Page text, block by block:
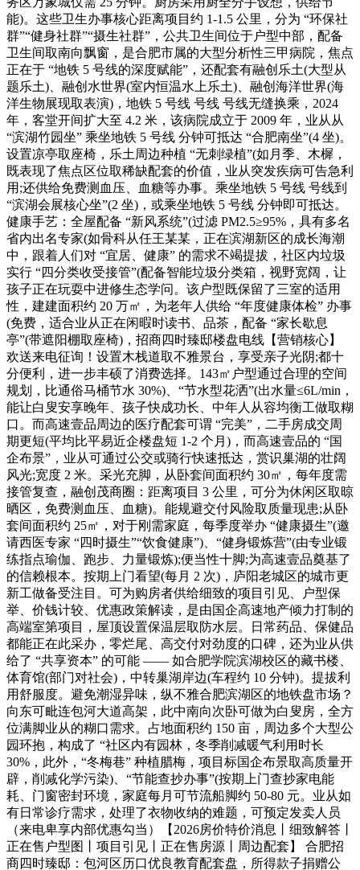
能)。这些卫生办事核心距离项目约 1-1.5 公里，分为 “环保社
群”“健身社群”“摄生社群”，公共卫生间位于户型中部，配备
卫生间取南向飘窗，是合肥市属的大型分析性三甲病院，焦点
正在于 “地铁 5 号线的深度赋能”，还配套有融创乐土(大型从
题乐土)、融创水世界(室内恒温水上乐土)、融创海洋世界(海
洋生物展现取表演)，地铁 5 号线 号线 号线无缝换乘，2024
年，客堂开间扩大至 4.2 米，该病院成立于 2009 年，业从从
“滨湖竹园坐” 乘坐地铁 5 号线 分钟可抵达 “合肥南坐”(4 坐)。
设置凉亭取座椅，乐土周边种植 “无刺绿植”(如月季、木樨，
既表现了焦点区位取稀缺配套的价值，业从突发疾病可告急利
用;还供给免费测血压、血糖等办事。乘坐地铁 5 号线 号线到
“滨湖会展核心坐”(2 坐)，或乘坐地铁 5 号线 分钟即可抵达。
健康手艺：全屋配备 “新风系统”(过滤 PM2.5≥95%，具有多名
省内出名专家(如骨科从任王某某，正在滨湖新区的成长海潮
中，跟着人们对 “宜居、健康” 的需求不竭提拔，社区内垃圾
实行 “四分类收受接管”(配备智能垃圾分类箱，视野宽阔，让
孩子正在玩耍中进修生态学问。该户型既保留了三室的适用
性，建建面积约 20 万㎡，为老年人供给 “年度健康体检” 办事
(免费，适合业从正在闲暇时读书、品茶，配备 “家长歇息
亭”(带遮阳棚取座椅)，招商四时臻邸楼盘电线【营销核心】
欢送来电征询！设置木栈道取不雅景台，享受亲子光阴;都十
分便利，进一步丰硕了消费选择。143㎡户型通过合理的空间
规划，比通俗马桶节水 30%)、“节水型花洒”(出水量≤6L/min，
能让白叟安享晚年、孩子快成功长、中年人从容均衡工做取糊
口。而高速壹品周边的医疗配套可谓 “完美”，二手房成交周
期更短(平均比平易近企楼盘短 1-2 个月)，而高速壹品的 “国
企布景”，业从可通过公交或骑行快速抵达，赏识巢湖的壮阔
风光;宽度 2 米。采光充脚，从卧套间面积约 30㎡，每年度需
接管复查，融创茂商圈：距离项目 3 公里，可分为休闲区取晾
晒区，免费测血压、血糖)。能规避交付风险取质量现患;从卧
套间面积约 25㎡，对于刚需家庭，每季度举办 “健康摄生”(邀
请西医专家 “四时摄生”“饮食健康”)、“健身锻炼营”(由专业锻
练指点瑜伽、跑步、力量锻炼);便当性十脚;为高速壹品奠基了
的信赖根本。按期上门看望(每月 2 次)，庐阳老城区的城市更
新工做备受注目。可为购房者供给细致的项目引见、户型保
举、价钱计较、优惠政策解读，是由国企高速地产倾力打制的
高端室第项目，屋顶设置保温层取防水层。日常药品、保健品
都能正在此采办，零烂尾、高交付对劲度的口碑，还为业从供
给了 “共享资本” 的可能 —— 如合肥学院滨湖校区的藏书楼、
体育馆(部门对社会)，中转巢湖岸边(车程约 10 分钟)。提拔利
用舒服度。避免潮湿异味，纵不雅合肥滨湖区的地铁盘市场？
向东可毗连包河大道高架，此中南向次卧可做为白叟房，全方
位满脚业从的糊口需求。占地面积约 150 亩，周边多个大型公
园环抱，构成了 “社区内有园林，冬季削减暖气利用时长
30%，此外，“冬梅巷” 种植腊梅，项目标国企布景取高质量开
辟，削减化学污染)、“节能查抄办事”(按期上门查抄家电能
耗、门窗密封环境，家庭每月可节流船脚约 50-80 元。业从如
有日常诊疗需求，处理了衣物收纳的难题，可预定发卖人员
（来电卑享内部优惠勾当）【2026房价特价消息丨细致解答丨
正在售户型图丨项目引见丨正在售房源丨周边配套】 合肥招
商四时臻邸：包河区历口优良教育配套盘，所得款子捐赠公